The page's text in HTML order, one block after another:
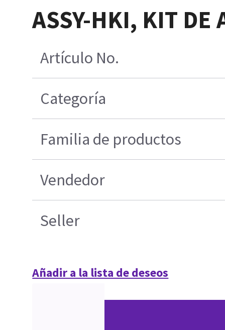
ASSY-HKI, KIT DE
Artículo No.
Categoría
Familia de productos
Vendedor
Seller
Añadir a la lista de deseos